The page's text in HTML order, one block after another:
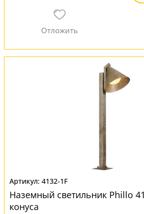
4132-1F
Наземный светильник Phillo
конуса